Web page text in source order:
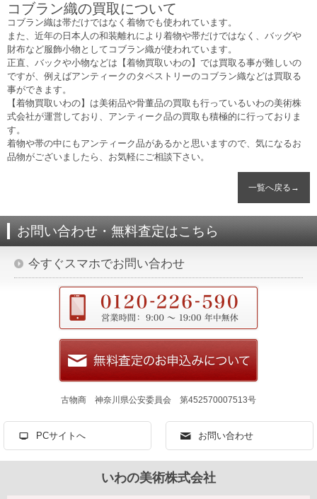
コブラン織の買取について
コブラン織は帯だけではなく着物でも使われています。
また、近年の日本人の和装離れにより着物や帯だけではなく、バッグや
財布など服飾小物としてコブラン織が使われています。
正直、バックや小物などは【着物買取いわの】では買取る事が難しいの
ですが、例えばアンティークのタペストリーのコブラン織などは買取る
事ができます。
【着物買取いわの】は美術品や骨董品の買取も行っているいわの美術株
式会社が運営しており、アンティーク品の買取も積極的に行っておりま
す。
着物や帯の中にもアンティーク品があるかと思いますので、気になるお
品物がございましたら、お気軽にご相談下さい。
一覧へ戻る→
お問い合わせ・無料査定はこちら
今すぐスマホでお問い合わせ
古物商 神奈川県公安委員会 第452570007513号
PCサイトへ お問い合わせ
いわの美術株式会社